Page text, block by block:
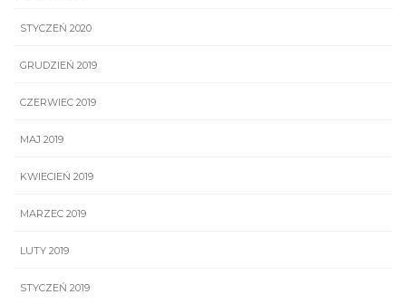
STYCZEŃ 2020
GRUDZIEŃ 2019
CZERWIEC 2019
MAJ 2019
KWIECIEŃ 2019
MARZEC 2019
LUTY 2019
STYCZEŃ 2019